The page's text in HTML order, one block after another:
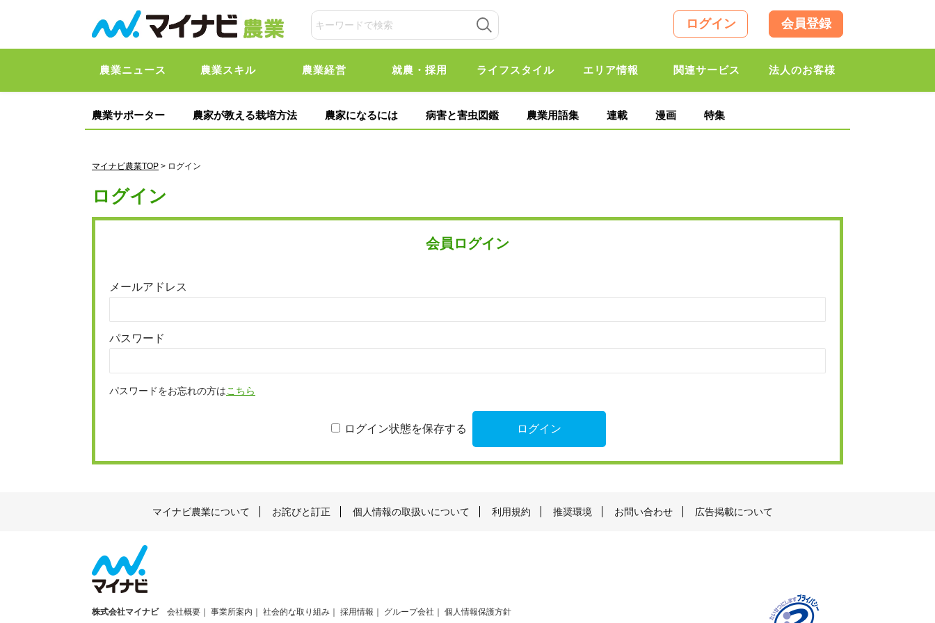
ログイン 会員登録
農業ニュース 農業スキル 農業経営 就農・採用 ライフスタイル エリア情報 関連サービス 法人のお客様
農業サポーター 農家が教える栽培方法 農家になるには 病害と害虫図鑑 農業用語集 連載 漫画 特集
マイナビ農業TOP > ログイン
ログイン
会員ログイン
メールアドレス
パスワード
パスワードをお忘れの方はこちら
ログイン状態を保存する
マイナビ農業について お詫びと訂正 個人情報の取扱いについて 利用規約 推奨環境 お問い合わせ 広告掲載について
株式会社マイナビ 会社概要 事業所案内 社会的な取り組み 採用情報 グループ会社 個人情報保護方針